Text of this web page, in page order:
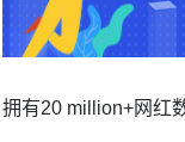
拥有20 million+网红